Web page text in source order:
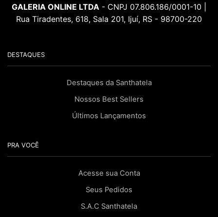
GALERIA ONLINE LTDA - CNPJ 07.806.186/0001-10 |
Rua Tiradentes, 618, Sala 201, Ijuí, RS - 98700-220
DESTAQUES
Destaques da Santhatela
Nossos Best Sellers
Últimos Lançamentos
PRA VOCÊ
Acesse sua Conta
Seus Pedidos
S.A.C Santhatela